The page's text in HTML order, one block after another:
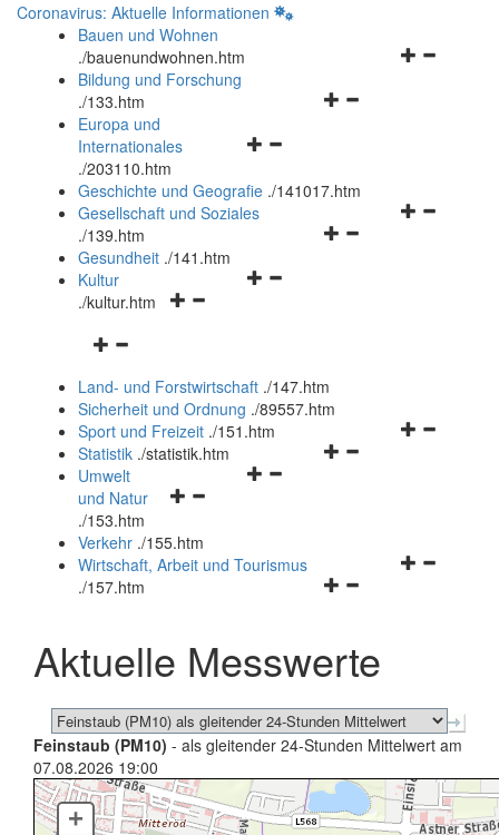
Coronavirus: Aktuelle Informationen
Bauen und Wohnen
./bauenundwohnen.htm
Navigationsmenü
Bildung und Forschung
./133.htm
Navigationsmenü
und
schließen
Europa und
Internationales
./203110.htm
Geschichte und Geografie ./141017.htm
Navigationsmenü
Gesellschaft und Soziales
./139.htm
Navigationsmenü
Gesundheit ./141.htm
Navigationsmenü
Kultur
./kultur.htm
Navigationsmenü
und
schließen
Land- und Forstwirtschaft ./147.htm
Sicherheit und Ordnung ./89557.htm
Navigationsmenü
Sport und Freizeit ./151.htm
Navigationsmenü
Statistik ./statistik.htm
Navigationsmenü
und
schließen
Umwelt
und Natur
./153.htm
Verkehr ./155.htm
Navigationsmenü
schließen
Wirtschaft, Arbeit und Tourismus
./157.htm
Aktuelle Messwerte
Feinstaub (PM10) - als gleitender 24-Stunden Mittelwert am
07.08.2026 19:00
+